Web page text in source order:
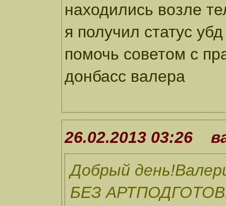
находились возле
я получил статус
помочь советом с
донбасс валера
26.02.2013 03:26
Добрый
БЕЗ